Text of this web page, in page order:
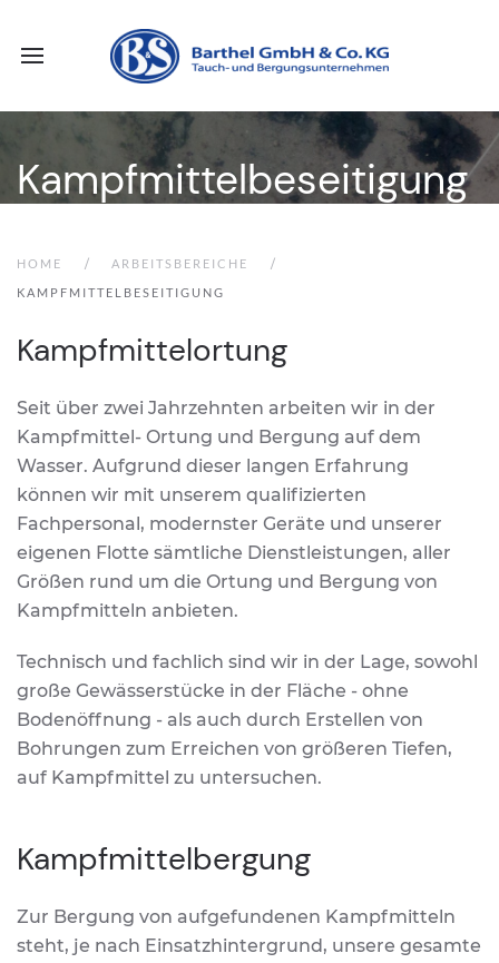
Kampfmittelbeseitigung
HOME
ARBEITSBEREICHE
KAMPFMITTELBESEITIGUNG
Kampfmittelortung
Seit über zwei Jahrzehnten arbeiten wir in der
Kampfmittel- Ortung und Bergung auf dem
Wasser. Aufgrund dieser langen Erfahrung
können wir mit unserem qualifizierten
Fachpersonal, modernster Geräte und unserer
eigenen Flotte sämtliche Dienstleistungen, aller
Größen rund um die Ortung und Bergung von
Kampfmitteln anbieten.
Technisch und fachlich sind wir in der Lage, sowohl
große Gewässerstücke in der Fläche - ohne
Bodenöffnung - als auch durch Erstellen von
Bohrungen zum Erreichen von größeren Tiefen,
auf Kampfmittel zu untersuchen.
Kampfmittelbergung
Zur Bergung von aufgefundenen Kampfmitteln
steht, je nach Einsatzhintergrund, unsere gesamte